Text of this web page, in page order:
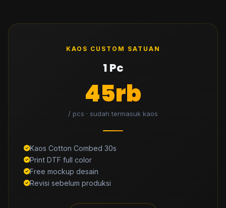
KAOS CUSTOM SATUAN
1 Pc
45rb
/ pcs · sudah termasuk kaos
Kaos Cotton Combed 30s
Print DTF full color
Free mockup desain
Revisi sebelum produksi